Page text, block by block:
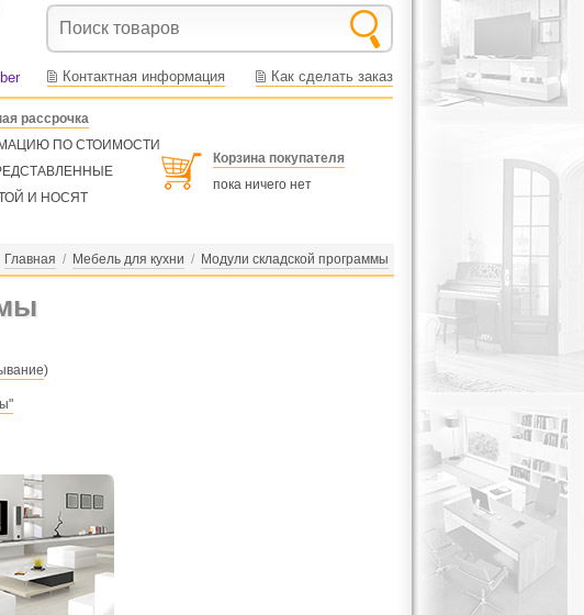
Контактная информация Как сделать заказ
рассрочка
ПО СТОИМОСТИ
И НОСЯТ
Корзина покупателя
пока ничего нет
Главная / Мебель для кухни / Модули складской программы
)